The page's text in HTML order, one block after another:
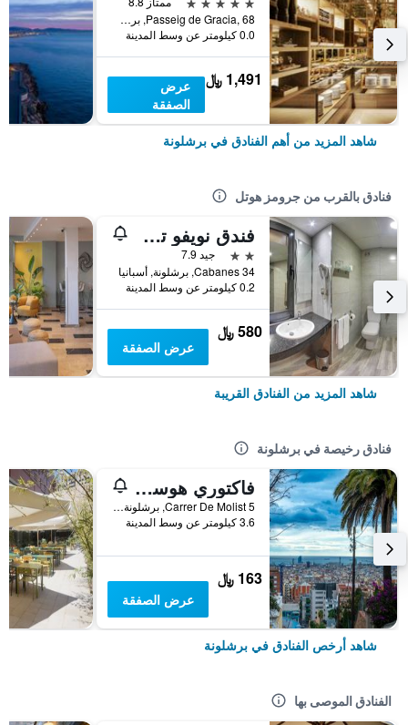
Passeig de Gracia, 68, برشلونة, أسبانيا
0.0 كيلومتر عن وسط المدينة
1,491 ﷼
عرض
الصفقة
شاهد المزيد من أهم الفنادق في برشلونة
فنادق بالقرب من جرومز هوتل
فندق نويفو تريونفو
2 نجمتين
جيد 7.9
Cabanes 34, برشلونة, أسبانيا
0.2 كيلومتر عن وسط المدينة
580 ﷼
عرض الصفقة
شاهد المزيد من الفنادق القريبة
فنادق رخيصة في برشلونة
فاكتوري هوستلز بارسيلونا
Carrer De Molist 5, برشلونة, أسبانيا
3.6 كيلومتر عن وسط المدينة
163 ﷼
عرض الصفقة
شاهد أرخص الفنادق في برشلونة
الفنادق الموصى بها